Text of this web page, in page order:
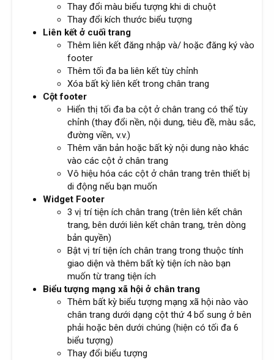
Thay đổi màu biểu tượng khi di chuột
Thay đổi kích thước biểu tượng
Liên kết ở cuối trang
Thêm liên kết đăng nhập và/ hoặc đăng ký vào
footer
Thêm tối đa ba liên kết tùy chỉnh
Xóa bất kỳ liên kết trong chân trang
Cột footer
Hiển thị tối đa ba cột ở chân trang có thể tùy
chỉnh (thay đổi nền, nội dung, tiêu đề, màu sắc,
đường viền, v.v.)
Thêm văn bản hoặc bất kỳ nội dung nào khác
vào các cột ở chân trang
Vô hiệu hóa các cột ở chân trang trên thiết bị
di động nếu bạn muốn
Widget Footer
3 vị trí tiện ích chân trang (trên liên kết chân
trang, bên dưới liên kết chân trang, trên dòng
bản quyền)
Bật vị trí tiện ích chân trang trong thuộc tính
giao diện và thêm bất kỳ tiện ích nào bạn
muốn từ trang tiện ích
Biểu tượng mạng xã hội ở chân trang
Thêm bất kỳ biểu tượng mạng xã hội nào vào
chân trang dưới dạng cột thứ 4 bổ sung ở bên
phải hoặc bên dưới chúng (hiện có tối đa 6
biểu tượng)
Thay đổi biểu tượng